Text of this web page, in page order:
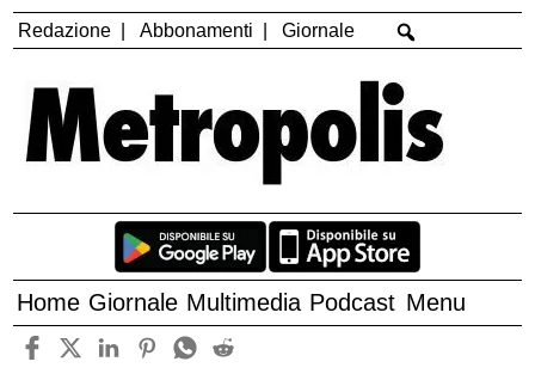
Redazione Abbonamenti Giornale
Home Giornale Multimedia Podcast Menu